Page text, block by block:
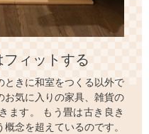
ィットする
ときに和室をつくる以外で
お気に入りの家具、雑貨の
ます。 もう畳は古き良き
念を超えているのです。